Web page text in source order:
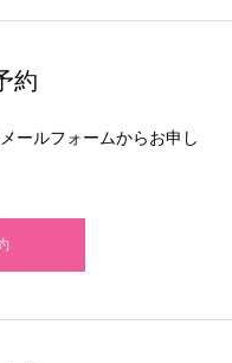
約
ールフォームからお申し